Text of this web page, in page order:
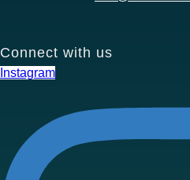
Connect with us
Instagram